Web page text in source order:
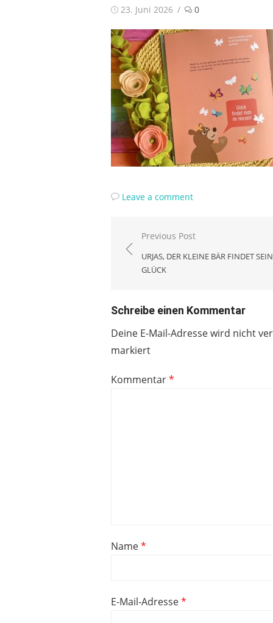
Posted
23. Juni 2026 0
Leave a comment
Beitragsnavigation
Previous Post
URJAS, DER KLEINE BÄR FINDET SEIN
GLÜCK
Schreibe einen Kommentar
Deine E-Mail-Adresse wird nicht
markiert
Kommentar*
Name*
E-Mail-Adresse*